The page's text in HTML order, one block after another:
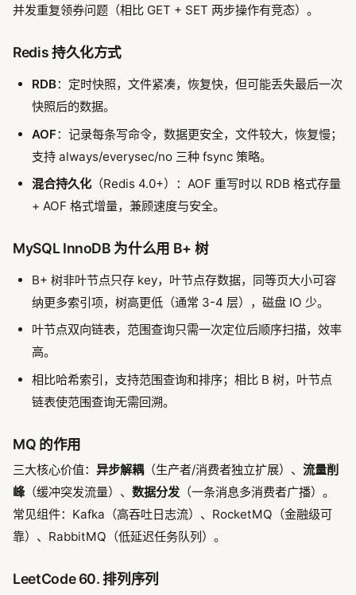
并发重复领券问题（相比 GET + SET 两步操作有竞态）。
Redis 持久化方式
RDB：定时快照，文件紧凑，恢复快，但可能丢失最后一次
快照后的数据。
AOF：记录每条写命令，数据更安全，文件较大，恢复慢；
支持 always/everysec/no 三种 fsync 策略。
混合持久化（Redis 4.0+）：AOF 重写时以 RDB 格式存量
+ AOF 格式增量，兼顾速度与安全。
MySQL InnoDB 为什么用 B+ 树
B+ 树非叶节点只存 key，叶节点存数据，同等页大小可容
纳更多索引项，树高更低（通常 3-4 层），磁盘 IO 少。
叶节点双向链表，范围查询只需一次定位后顺序扫描，效率
高。
相比哈希索引，支持范围查询和排序；相比 B 树，叶节点
链表使范围查询无需回溯。
MQ 的作用
三大核心价值： 异步解耦（生产者/消费者独立扩展）、 流量削
峰（缓冲突发流量）、 数据分发 （一条消息多消费者广播）。
常见组件：Kafka（高吞吐日志流）、RocketMQ（金融级可
靠）、RabbitMQ（低延迟任务队列）。
LeetCode 60. 排列序列